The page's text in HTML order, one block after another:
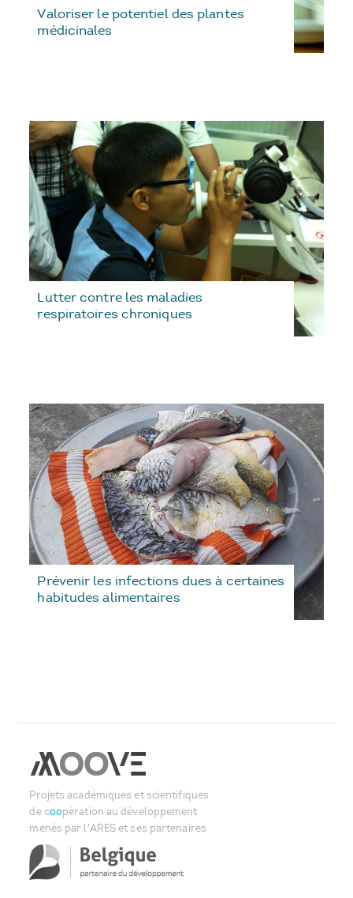
Valoriser le potentiel des plantes
médicinales
Lutter contre les maladies
respiratoires chroniques
Prévenir les infections dues à certaines
habitudes alimentaires
Projets académiques et scientifiques
de coopération au développement
menés par l'ARES et ses partenaires